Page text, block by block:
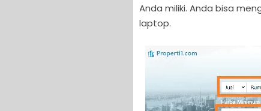
Anda miliki. Anda bisa
laptop.